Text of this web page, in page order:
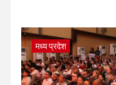
मध्य प्रदेश